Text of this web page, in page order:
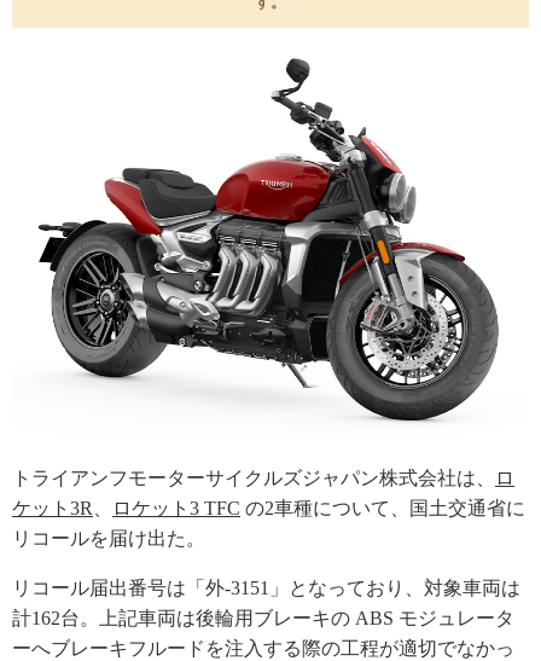
トライアンフモーターサイクルズジャパン株式会社は、
ロ
ケット3R、 ロケット3 TFC の2車種について、国土交通省に
リコールを届け出た。
リコール届出番号は「外-3151」となっており、対象車両は
計162台。上記車両は後輪用ブレーキの ABS モジュレータ
ーへブレーキフルードを注入する際の工程が適切でなかっ